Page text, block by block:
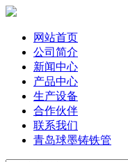
网站首页
公司简介
新闻中心
产品中心
生产设备
合作伙伴
联系我们
青岛球墨铸铁管